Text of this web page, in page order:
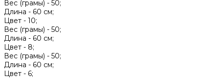
Вес (грамы) - 50;
Длина - 60 см;
Цвет - 10;
Вес (грамы) - 50;
Длина - 60 см;
Цвет - 8;
Вес (грамы) - 50;
Длина - 60 см;
Цвет - 6;